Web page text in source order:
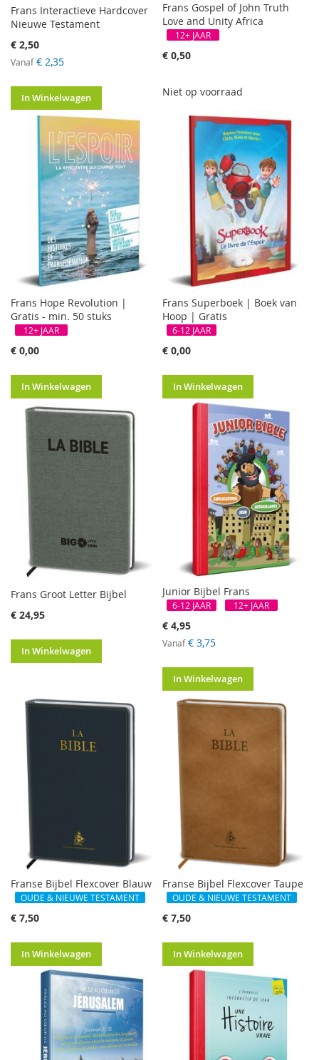
Frans Interactieve Hardcover
Nieuwe Testament
€ 2,50
Vanaf € 2,35
In Winkelwagen
Frans Gospel of John Truth
Love and Unity Africa
12+ JAAR
€ 0,50
Niet op voorraad
GRATIS
Frans Hope Revolution |
Gratis - min. 50 stuks
12+ JAAR
€ 0,00
In Winkelwagen
GRATIS
Frans Superboek | Boek van
Hoop | Gratis
6-12 JAAR
€ 0,00
In Winkelwagen
Frans Groot Letter Bijbel
€ 24,95
In Winkelwagen
Junior Bijbel Frans
6-12 JAAR 12+ JAAR
€ 4,95
Vanaf € 3,75
In Winkelwagen
Franse Bijbel Flexcover Blauw
OUDE & NIEUWE TESTAMENT
€ 7,50
In Winkelwagen
Franse Bijbel Flexcover Taupe
OUDE & NIEUWE TESTAMENT
€ 7,50
In Winkelwagen